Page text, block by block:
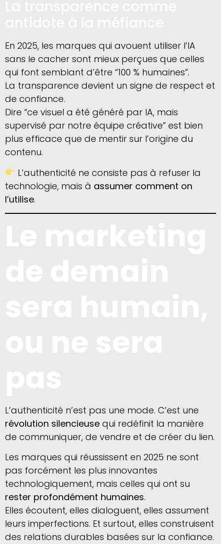
En 2025, les marques qui avouent utiliser l’IA
sans le cacher sont mieux perçues que celles
qui font semblant d’être “100 % humaines”.
La transparence devient un signe de respect et
de confiance.
Dire “ce visuel a été généré par IA, mais
supervisé par notre équipe créative” est bien
plus efficace que de mentir sur l’origine du
contenu.
L’authenticité ne consiste pas à refuser la
technologie, mais à assumer comment on
l’utilise.
L’authenticité n’est pas une mode. C’est une
révolution silencieuse qui redéfinit la manière
de communiquer, de vendre et de créer du lien.
Les marques qui réussissent en 2025 ne sont
pas forcément les plus innovantes
technologiquement, mais celles qui ont su
rester profondément humaines.
Elles écoutent, elles dialoguent, elles assument
leurs imperfections. Et surtout, elles construisent
des relations durables basées sur la confiance.